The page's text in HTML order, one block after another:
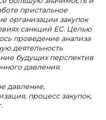
пристальное
организации закупок
санкций ЕС. Целью
проведение анализа
деятельность
будущих перспектив
давления.
давление,
процесс закупок,